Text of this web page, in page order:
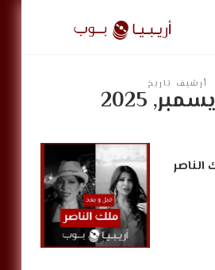
أريبيا
بوب
ArabiaPopأرشيف تاريخ